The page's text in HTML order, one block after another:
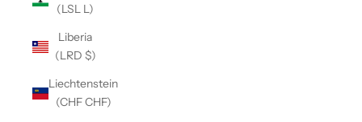
(LSL L)
Liberia
(LRD $)
Liechtenstein
(CHF CHF)